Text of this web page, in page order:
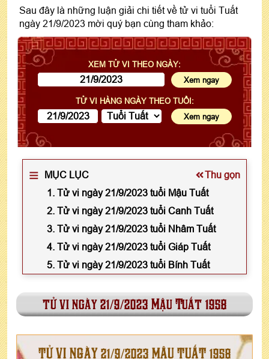
Sau đây là những luận giải chi tiết về tử vi tuổi Tuất
ngày 21/9/2023 mời quý bạn cùng tham khảo:
XEM TỬ VI THEO NGÀY:
TỬ VI HÀNG NGÀY THEO TUỔI:
MỤC LỤC
Thu gọn
1. Tử vi ngày 21/9/2023 tuổi Mậu Tuất
2. Tử vi ngày 21/9/2023 tuổi Canh Tuất
3. Tử vi ngày 21/9/2023 tuổi Nhâm Tuất
4. Tử vi ngày 21/9/2023 tuổi Giáp Tuất
5. Tử vi ngày 21/9/2023 tuổi Bính Tuất
tử vi ngày 21/9/2023 Mậu Tuất 1958
TỬ VI NGÀY 21/9/2023 MẬU TUẤT 1958